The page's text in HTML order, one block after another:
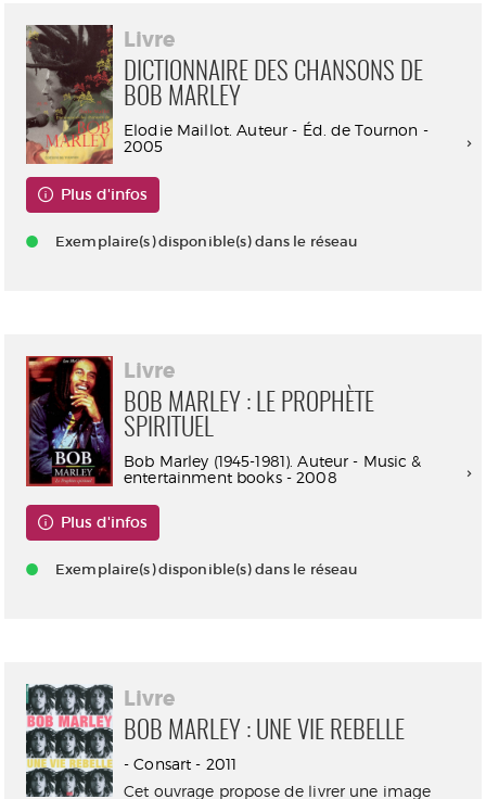
Livre
DICTIONNAIRE DES CHANSONS DE
BOB MARLEY
Elodie Maillot. Auteur - Éd. de Tournon -
2005
Plus d'infos
Exemplaire(s) disponible(s) dans le réseau
Livre
BOB MARLEY : LE PROPHÈTE
SPIRITUEL
Bob Marley (1945-1981). Auteur - Music &
entertainment books - 2008
Plus d'infos
Exemplaire(s) disponible(s) dans le réseau
Livre
BOB MARLEY : UNE VIE REBELLE
- Consart - 2011
Cet ouvrage propose de livrer une image